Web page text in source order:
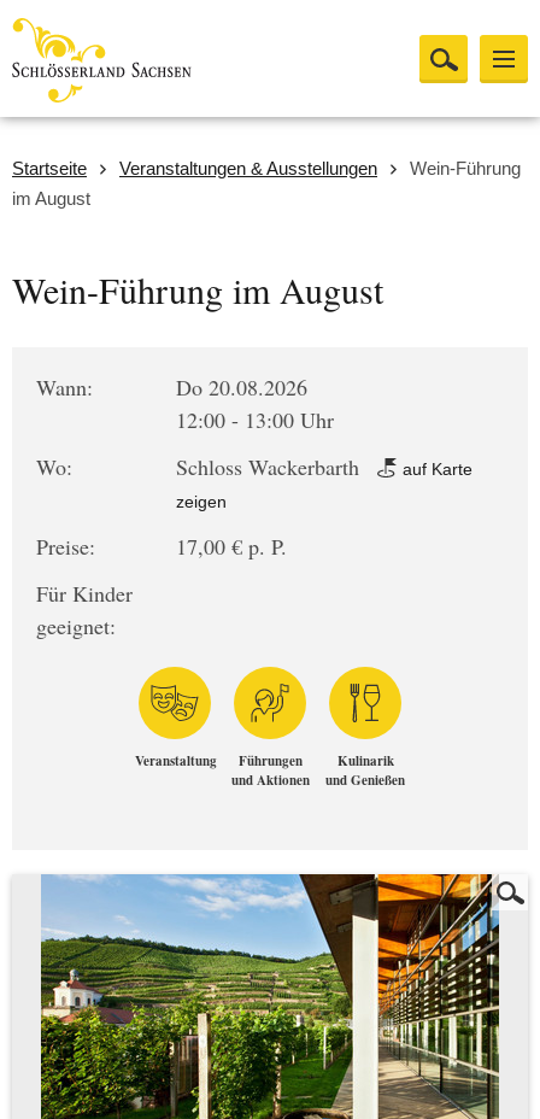
Startseite Veranstaltungen & Ausstellungen
Wein-Führung
im August
Wein-Führung im August
Wann:
Do 20.08.2026
12:00 - 13:00 Uhr
Wo:
Schloss Wackerbarth
auf Karte
zeigen
Preise:
17,00 € p. P.
Für Kinder
geeignet:
Veranstaltung
Führungen
und Aktionen
Kulinarik
und Genießen